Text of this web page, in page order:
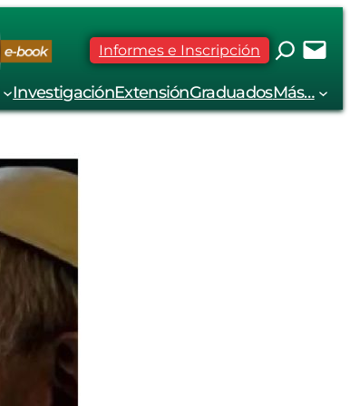
Informes e Inscripción
InvestigaciónExtensiónGraduadosMás…